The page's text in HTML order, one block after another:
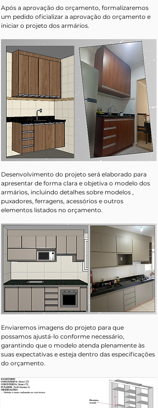
Após a aprovação do orçamento, formalizaremos
um pedido oficializar a aprovação do orçamento e
iniciar o projeto dos armários.
Desenvolvimento do projeto será elaborado para
apresentar de forma clara e objetiva o modelo dos
armários, incluindo detalhes sobre modelos ,
puxadores, ferragens, acessórios e outros
elementos listados no orçamento.
Enviaremos imagens do projeto para que
possamos ajustá-lo conforme necessário,
garantindo que o modelo atenda plenamente às
suas expectativas e esteja dentro das especificações
do orçamento.